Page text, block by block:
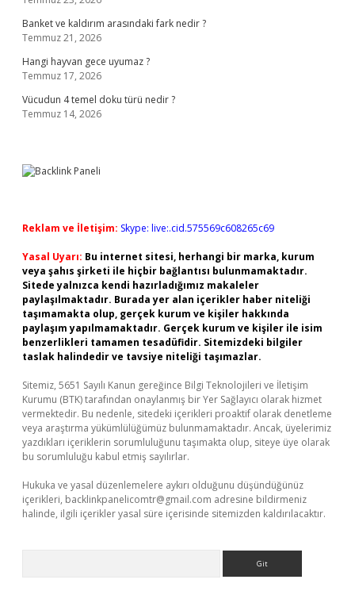
Banket ve kaldırım arasındaki fark nedir ?
Temmuz 21, 2026
Hangi hayvan gece uyumaz ?
Temmuz 17, 2026
Vücudun 4 temel doku türü nedir ?
Temmuz 14, 2026
Reklam ve İletişim: Skype: live:.cid.575569c608265c69
Yasal Uyarı: Bu internet sitesi, herhangi bir marka, kurum
veya şahıs şirketi ile hiçbir bağlantısı bulunmamaktadır.
Sitede yalnızca kendi hazırladığımız makaleler
paylaşılmaktadır. Burada yer alan içerikler haber niteliği
taşımamakta olup, gerçek kurum ve kişiler hakkında
paylaşım yapılmamaktadır. Gerçek kurum ve kişiler ile isim
benzerlikleri tamamen tesadüfidir. Sitemizdeki bilgiler
taslak halindedir ve tavsiye niteliği taşımazlar.
Sitemiz, 5651 Sayılı Kanun gereğince Bilgi Teknolojileri ve İletişim
Kurumu (BTK) tarafından onaylanmış bir Yer Sağlayıcı olarak hizmet
vermektedir. Bu nedenle, sitedeki içerikleri proaktif olarak denetleme
veya araştırma yükümlülüğümüz bulunmamaktadır. Ancak, üyelerimiz
yazdıkları içeriklerin sorumluluğunu taşımakta olup, siteye üye olarak
bu sorumluluğu kabul etmiş sayılırlar.
Hukuka ve yasal düzenlemelere aykırı olduğunu düşündüğünüz
içerikleri, backlinkpanelicomtr@gmail.com adresine bildirmeniz
halinde, ilgili içerikler yasal süre içerisinde sitemizden kaldırılacaktır.